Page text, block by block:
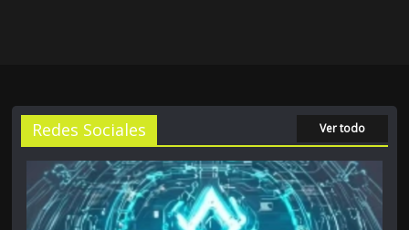
Redes Sociales Ver todo